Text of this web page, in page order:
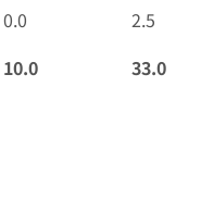
0.0
2.5
10.0 33.0